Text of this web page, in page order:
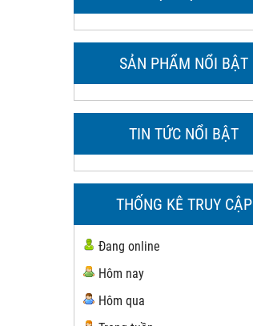
SẢN PHẨM NỔI BẬT
TIN TỨC NỔI BẬT
THỐNG KÊ TRUY CẬP
Đang online
Hôm nay
Hôm qua